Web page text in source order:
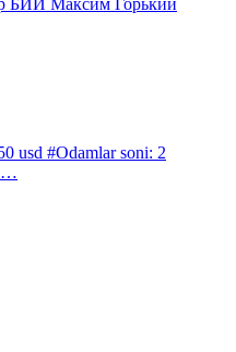
usd #Odamlar soni: 2